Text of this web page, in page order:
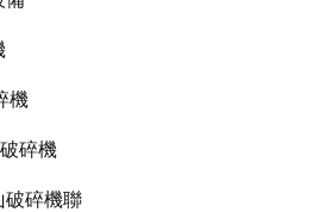
機
碎機
破碎機聯